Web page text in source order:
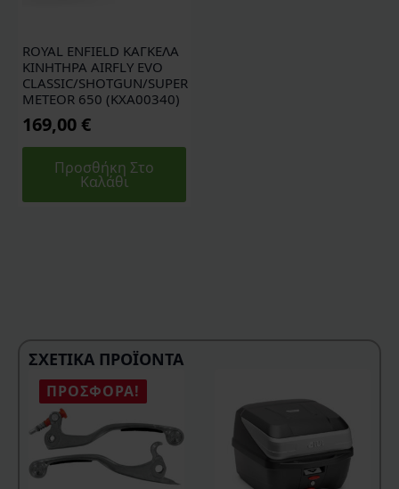
ROYAL ENFIELD ΚΑΓΚΕΛΑ
ΚΙΝΗΤΗΡΑ AIRFLY EVO
CLASSIC/SHOTGUN/SUPER
METEOR 650 (KXA00340)
169,00 €
Προσθήκη Στο
Καλάθι
ΣΧΕΤΙΚΆ ΠΡΟΪΌΝΤΑ
ΠΡΟΣΦΟΡΆ!